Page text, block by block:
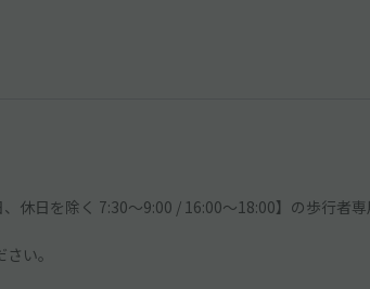
休日を除く 7:30～9:00 / 16:00～18:00】の歩行者
い。